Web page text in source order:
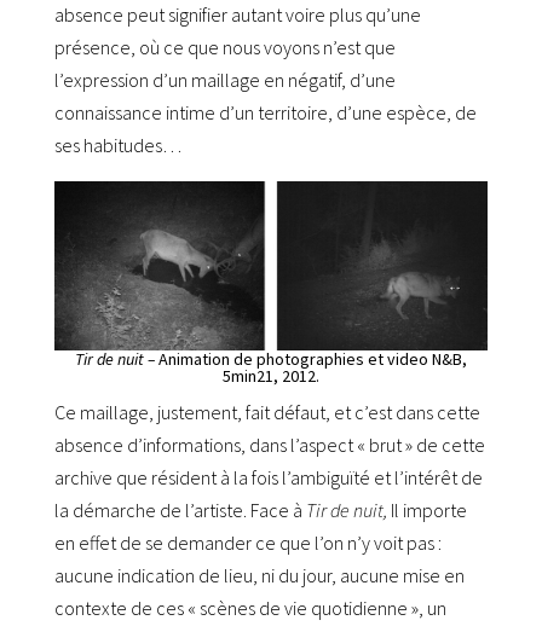
absence peut signifier autant voire plus qu’une
présence, où ce que nous voyons n’est que
l’expression d’un maillage en négatif, d’une
connaissance intime d’un territoire, d’une espèce, de
ses habitudes…
Tir de nuit –Animation de photographies et video N&B,
5min21, 2012.
Ce maillage, justement, fait défaut, et c’est dans cette
absence d’informations, dans l’aspect « brut » de cette
archive que résident à la fois l’ambiguïté et l’intérêt de
la démarche de l’artiste. Face à Tir de nuit, Il importe
en effet de se demander ce que l’on n’y voit pas :
aucune indication de lieu, ni du jour, aucune mise en
contexte de ces « scènes de vie quotidienne », un